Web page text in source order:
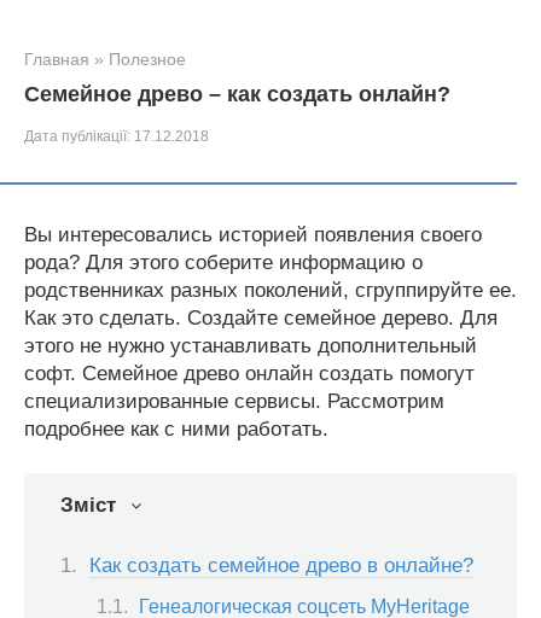
Главная » Полезное
Семейное древо – как создать онлайн?
Дата публікації: 17.12.2018
Вы интересовались историей появления своего
рода? Для этого соберите информацию о
родственниках разных поколений, сгруппируйте ее.
Как это сделать. Создайте семейное дерево. Для
этого не нужно устанавливать дополнительный
софт. Семейное древо онлайн создать помогут
специализированные сервисы. Рассмотрим
подробнее как с ними работать.
Зміст
Как создать семейное древо в онлайне?
Генеалогическая соцсеть MyHeritage